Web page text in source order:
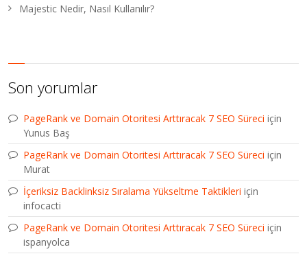
Majestic Nedir, Nasıl Kullanılır?
Son yorumlar
PageRank ve Domain Otoritesi Arttıracak 7 SEO Süreci için
Yunus Baş
PageRank ve Domain Otoritesi Arttıracak 7 SEO Süreci için
Murat
İçeriksiz Backlinksiz Sıralama Yükseltme Taktikleri için
infocacti
PageRank ve Domain Otoritesi Arttıracak 7 SEO Süreci için
ispanyolca